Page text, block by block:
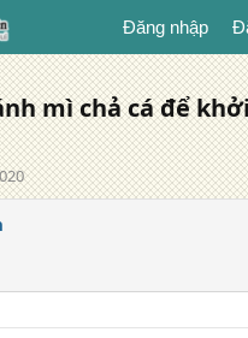
Đăng nhập
mì chả cá để